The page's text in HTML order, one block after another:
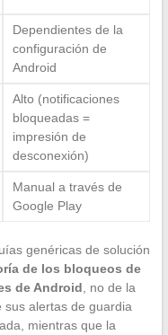
Dependientes de la
configuración de
Android
Alto (notificaciones
bloqueadas =
impresión de
desconexión)
Manual a través de
Google Play
genéricas de solución
de los bloqueos de
de Android , no de la
alertas de guardia
mientras que la